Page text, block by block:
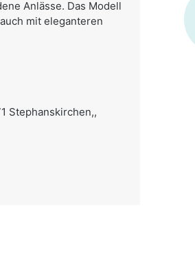
Anlässe. Das Modell
mit eleganteren
Stephanskirchen,,